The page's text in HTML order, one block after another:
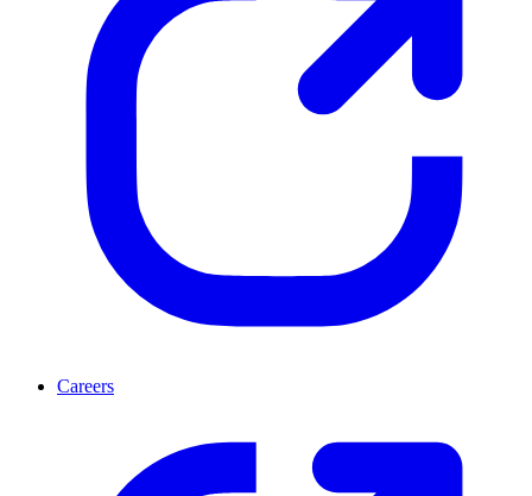
Careers